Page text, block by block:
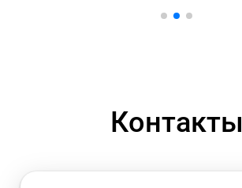
Контакты